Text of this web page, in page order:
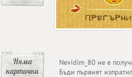
Няма
картички
Nevidim_80 не е
Бъди първият